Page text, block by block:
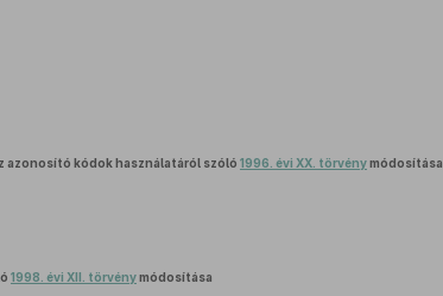
azonosító kódok használatáról szóló 1996. évi XX. törvénymódosítása
1998. évi XII. törvénymódosítása